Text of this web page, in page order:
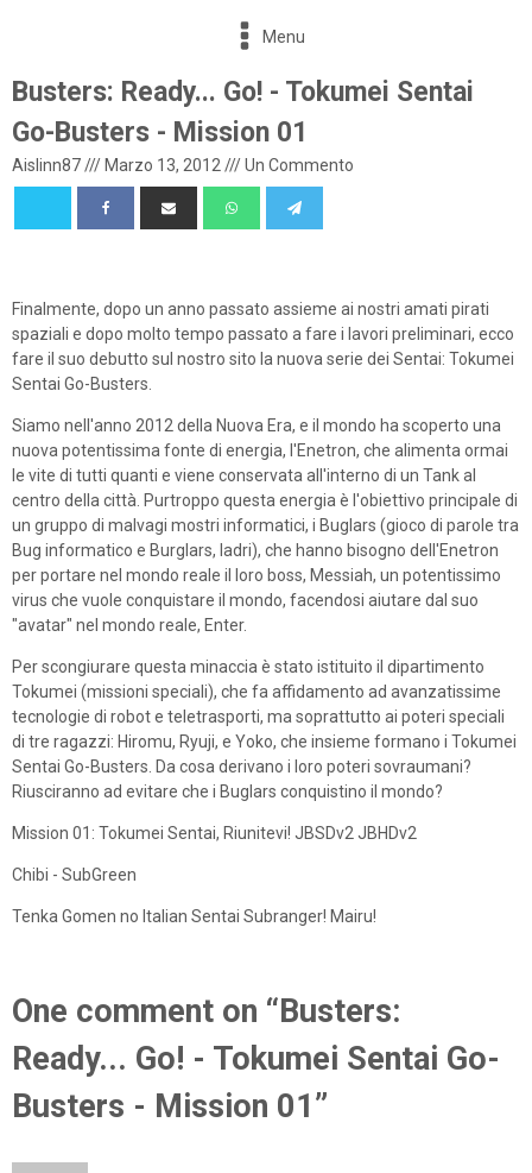
Menu
Busters: Ready... Go! - Tokumei Sentai
Go-Busters - Mission 01
Aislinn87/// Marzo 13, 2012 ///Un Commento
Finalmente, dopo un anno passato assieme ai nostri amati pirati
spaziali e dopo molto tempo passato a fare i lavori preliminari, ecco
fare il suo debutto sul nostro sito la nuova serie dei Sentai: Tokumei
Sentai Go-Busters.
Siamo nell'anno 2012 della Nuova Era, e il mondo ha scoperto una
nuova potentissima fonte di energia, l'Enetron, che alimenta ormai
le vite di tutti quanti e viene conservata all'interno di un Tank al
centro della città. Purtroppo questa energia è l'obiettivo principale di
un gruppo di malvagi mostri informatici, i Buglars (gioco di parole tra
Bug informatico e Burglars, ladri), che hanno bisogno dell'Enetron
per portare nel mondo reale il loro boss, Messiah, un potentissimo
virus che vuole conquistare il mondo, facendosi aiutare dal suo
"avatar" nel mondo reale, Enter.
Per scongiurare questa minaccia è stato istituito il dipartimento
Tokumei (missioni speciali), che fa affidamento ad avanzatissime
tecnologie di robot e teletrasporti, ma soprattutto ai poteri speciali
di tre ragazzi: Hiromu, Ryuji, e Yoko, che insieme formano i Tokumei
Sentai Go-Busters. Da cosa derivano i loro poteri sovraumani?
Riusciranno ad evitare che i Buglars conquistino il mondo?
Mission 01: Tokumei Sentai, Riunitevi! JBSDv2 JBHDv2
Chibi - SubGreen
Tenka Gomen no Italian Sentai Subranger! Mairu!
One comment on “Busters:
Ready... Go! - Tokumei Sentai Go-
Busters - Mission 01”